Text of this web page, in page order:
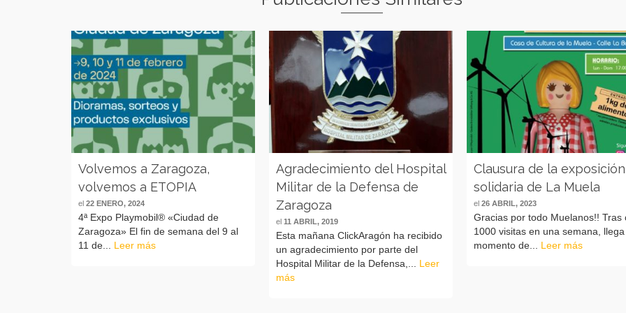
Volvemos a Zaragoza,
volvemos a ETOPIA
el 22 ENERO, 2024
4ª Expo Playmobil® «Ciudad de
Zaragoza» El fin de semana del 9 al
11 de... Leer más
Agradecimiento del Hospital
Militar de la Defensa de
Zaragoza
el11 ABRIL, 2019
Esta mañana ClickAragón ha recibido
un agradecimiento por parte del
Hospital Militar de la Defensa,... Leer
más
Clausura de la exposición
solidaria de La Muela
el26 ABRIL, 2023
Gracias por todo Muelanos!! Tras
1000 visitas en una semana,
momento de... Leer más